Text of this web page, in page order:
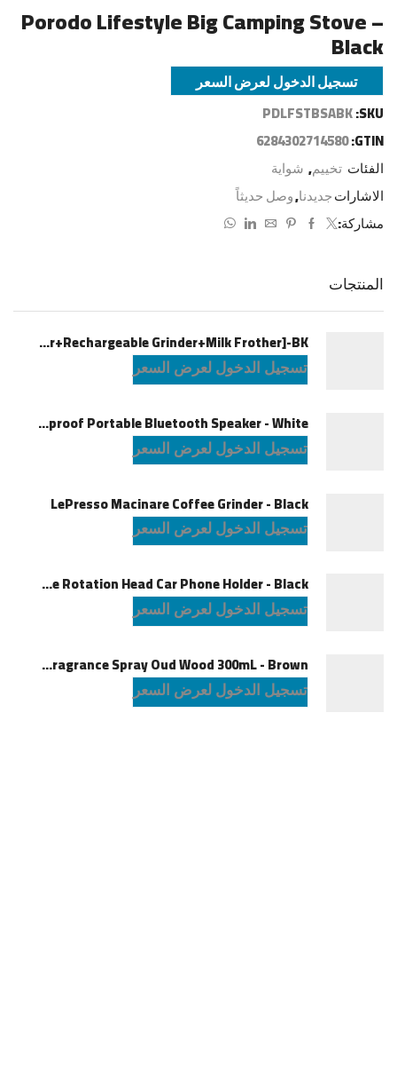
Porodo Lifestyle Big Camping Stove –
Black
تسجيل الدخول لعرض السعر
SKU:
PDLFSTBSABK
GTIN:
6284302714580
الفئات تخييم, شواية
الاشاراتجديدنا,وصل حديثاً
مشاركة:
المنتجات
LePresso Brewology Coffee Kit [Espresso Maker+Rechargeable Grinder+Milk Frother]-BK
تسجيل الدخول لعرض السعر
JBL Charge6 Splashproof Portable Bluetooth Speaker - White
تسجيل الدخول لعرض السعر
LePresso Macinare Coffee Grinder - Black
تسجيل الدخول لعرض السعر
Powerology Logan Magsafe 360 Degree Rotation Head Car Phone Holder - Black
تسجيل الدخول لعرض السعر
Green Lion Fragrance Spray Oud Wood 300mL - Brown
تسجيل الدخول لعرض السعر